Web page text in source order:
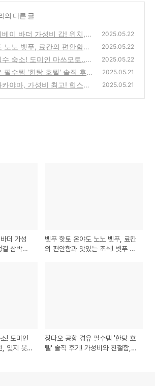
의 다른 글
이 바더 가성비 갑! 위치,
자 타이베이숙소 가이드호텔
2025.05.22
노노 벳푸, 료칸의 편안함과
추천 호텔! 벳푸 료칸 조식
2025.05.22
숙소! 도미인 마쓰모토..
못할 경험!
(0)
2025.05.22
필수템 '한탕 호텔' 솔직 후
함, 그리고 아쉬운 점까지 칭
2025.05.21
야마, 가성비 최고! 힙스터
2025.05.21
더 가성
삼박자
벳푸 핫토 온야도 노노 벳푸, 료칸
의 편안함과 맛있는 조식! 벳푸 추
! 도미인
, 잊지 못
칭다오 공항 경유 필수템 '한탕 호
텔' 솔직 후기! 가성비와 친절함,